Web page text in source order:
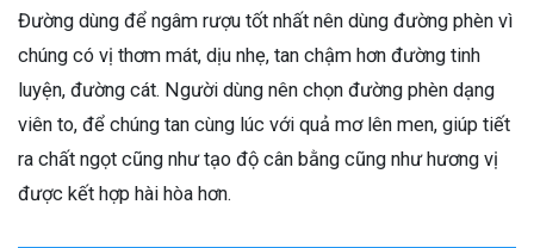
Đường dùng để ngâm rượu tốt nhất nên dùng đường phèn vì
chúng có vị thơm mát, dịu nhẹ, tan chậm hơn đường tinh
luyện, đường cát. Người dùng nên chọn đường phèn dạng
viên to, để chúng tan cùng lúc với quả mơ lên men, giúp tiết
ra chất ngọt cũng như tạo độ cân bằng cũng như hương vị
được kết hợp hài hòa hơn.